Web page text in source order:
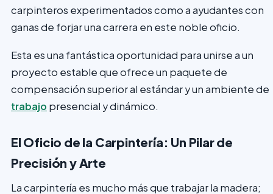
carpinteros experimentados como a ayudantes con
ganas de forjar una carrera en este noble oficio.
Esta es una fantástica oportunidad para unirse a un
proyecto estable que ofrece un paquete de
compensación superior al estándar y un ambiente de
trabajo presencial y dinámico.
El Oficio de la Carpintería: Un Pilar de
Precisión y Arte
La carpintería es mucho más que trabajar la madera;